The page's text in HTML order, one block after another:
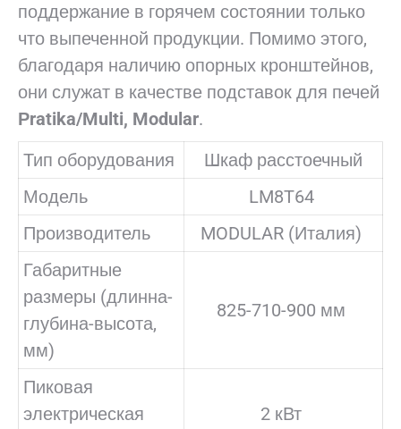
поддержание в горячем состоянии только
что выпеченной продукции. Помимо этого,
благодаря наличию опорных кронштейнов,
они служат в качестве подставок для печей
Рratika/Multi, Modular.
Тип оборудования
Шкаф расстоечный
Модель
LM8T64
Производитель
MODULAR (Италия)
Габаритные
размеры (длинна-
глубина-высота,
мм)
825-710-900 мм
Пиковая
электрическая
2 кВт